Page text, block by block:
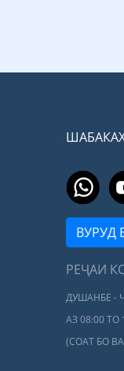
ВУРУД
РЕҶАИ
ДУШАНБЕ -
АЗ 08:00 ТО
(СОАТ БО